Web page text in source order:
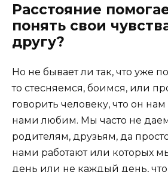
Расстояние
понять свои
другу?
Но не бывает ли так, что уже
то стесняемся, боимся, или
говорить человеку, что он
нами любим. Мы часто не
родителям, друзьям, да
нами работают или которых
день или не каждый день,